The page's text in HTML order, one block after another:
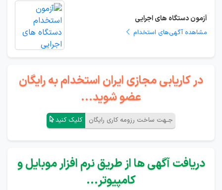
آزمون دستگاه های اجرایی
مشاهده آگهی‌های استخدام
در کاریابی مجازی ایران استخدام به رایگان
عضو شوید...
جـهت ساخت رزومه کاری رایگان کلیک کنید
دریافت آگهی ها از طریق نرم افزار موبایل و
کامپیوتر...